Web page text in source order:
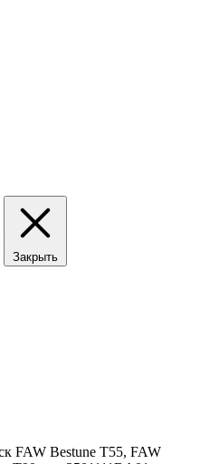
Закрыть
FAW Bestune T55, FAW